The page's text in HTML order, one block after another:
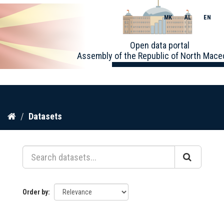
Skip
content
Open data portal
Assembly of the Republic of North
MK AL EN
Datasets
Order by